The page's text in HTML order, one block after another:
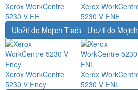
Xerox WorkCentre
5230 V FE
Xerox
5230 V FNE
Uložiť do Mojich Tlačiarní
Xerox WorkCentre
5230 V Fney
Uložiť do
Xerox
5230 V FNL